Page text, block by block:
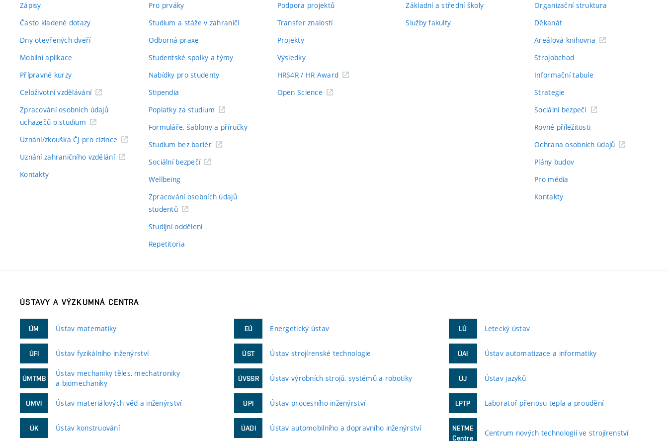
Zápisy
Často kladené dotazy
Dny otevřených dveří
Mobilní aplikace
Přípravné kurzy
Celoživotní vzdělávání
Zpracování osobních údajů
uchazečů o studium
Uznání/zkouška ČJ pro cizince
Uznání zahraničního vzdělání
Kontakty
Pro prváky
Studium a stáže v zahraničí
Odborná praxe
Studentské spolky a týmy
Nabídky pro studenty
Stipendia
Poplatky za studium
Formuláře, šablony a příručky
Studium bez bariér
Sociální bezpečí
Wellbeing
Zpracování osobních údajů
studentů
Studijní oddělení
Repetitoria
Podpora projektů
Transfer znalostí
Projekty
Výsledky
HRS4R / HR Award
Open Science
Základní a střední školy
Služby fakulty
Organizační struktura
Děkanát
Areálová knihovna
Strojobchod
Informační tabule
Strategie
Sociální bezpečí
Rovné příležitosti
Ochrana osobních údajů
Plány budov
Pro média
Kontakty
ÚSTAVY A VÝZKUMNÁ CENTRA
ÚM Ústav matematiky
ÚFI Ústav fyzikálního inženýrství
ÚMTMB
Ústav mechaniky těles, mechatroniky
a biomechaniky
ÚMVI Ústav materiálových věd a inženýrství
ÚK Ústav konstruování
EÚ Energetický ústav
ÚST Ústav strojírenské technologie
ÚVSSR Ústav výrobních strojů, systémů a robotiky
ÚPI Ústav procesního inženýrství
ÚADI Ústav automobilního a dopravního inženýrství
LÚ Letecký ústav
ÚAI Ústav automatizace a informatiky
ÚJ Ústav jazyků
LPTP Laboratoř přenosu tepla a proudění
NETME
Centre
Centrum nových technologií ve strojírenství